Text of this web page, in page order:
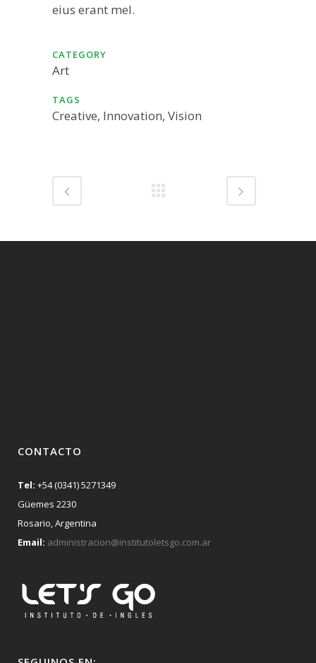
eius erant mel.
CATEGORY
Art
TAGS
Creative, Innovation, Vision
CONTACTO
Tel: +54 (0341) 5271349
Güemes 2230
Rosario, Argentina
Email: administracion@institutoletsgo.com.ar